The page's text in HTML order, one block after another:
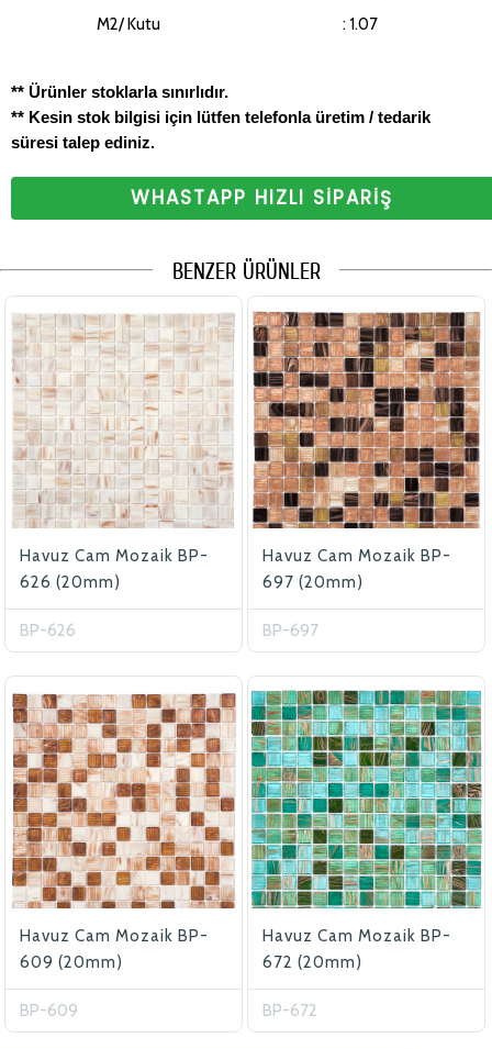
M2/ Kutu
: 1.07
** Ürünler stoklarla sınırlıdır.
** Kesin stok bilgisi için lütfen telefonla üretim / tedarik
süresi talep ediniz.
WHASTAPP HIZLI SİPARİŞ
BENZER ÜRÜNLER
Havuz Cam Mozaik BP-
626 (20mm)
BP-626
Havuz Cam Mozaik BP-
697 (20mm)
BP-697
Havuz Cam Mozaik BP-
609 (20mm)
BP-609
Havuz Cam Mozaik BP-
672 (20mm)
BP-672